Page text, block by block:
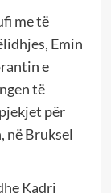
me të
Emin
e
të
për
në Bruksel
Kadri